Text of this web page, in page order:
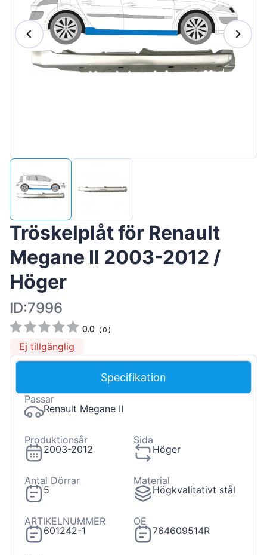
Magyar
Português
Tröskelplåt för Renault
Megane II 2003-2012 /
Höger
ID:7996
0.0 (0 )
Ej tillgänglig
Specifikation
Passar
Renault Megane II
Produktionsår
2003-2012
Sida
Höger
Antal Dörrar
5
Material
Högkvalitativt stål
ARTIKELNUMMER
601242-1
OE
764609514R